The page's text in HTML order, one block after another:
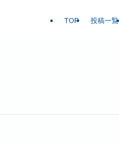
TOP 投稿一覧